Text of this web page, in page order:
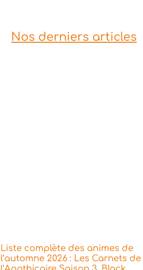
Nos derniers articles
Liste complète des animes de
l’automne 2026 : Les Carnets de